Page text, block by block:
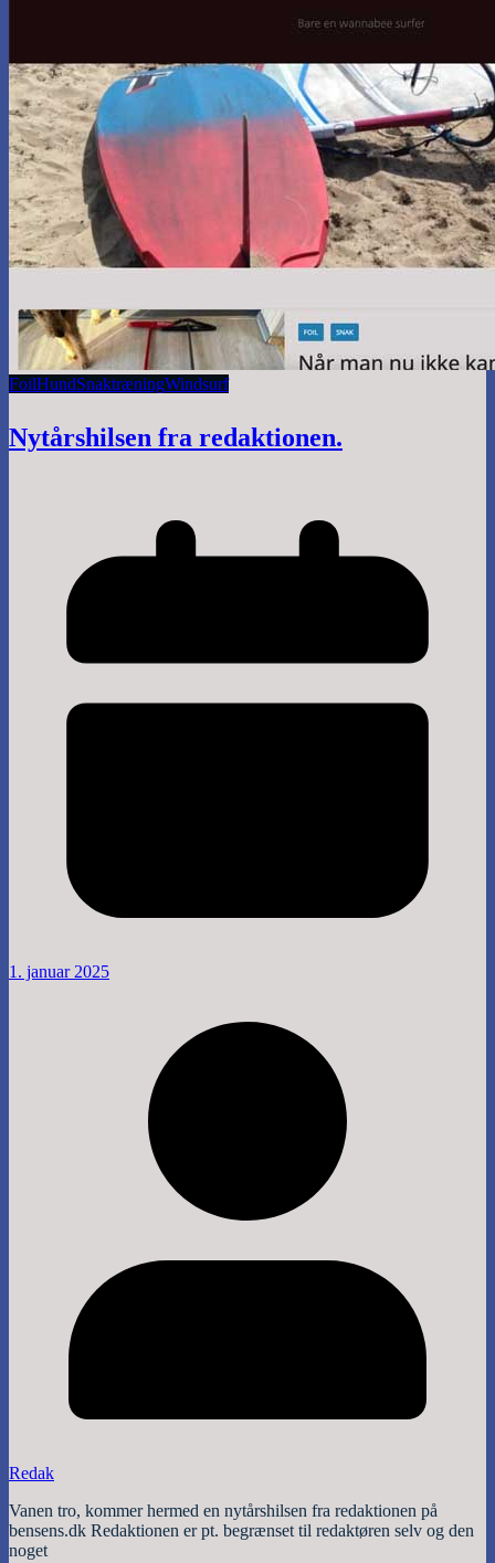
FoilHundSnaktræningWindsurf
Nytårshilsen fra redaktionen.
1. januar 2025
Redak
Vanen tro, kommer hermed en nytårshilsen fra redaktionen på
bensens.dk Redaktionen er pt. begrænset til redaktøren selv og den
noget